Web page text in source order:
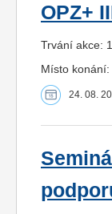
OPZ+
Trvání akce:
Místo
24. 08.